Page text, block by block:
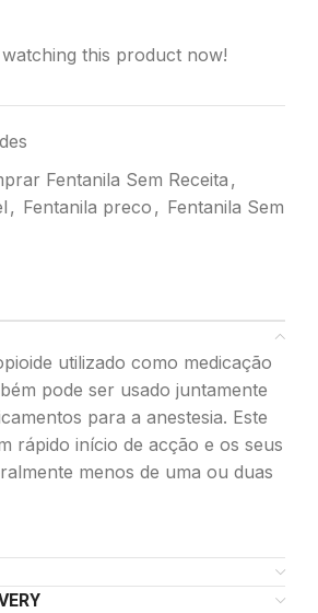
this product now!
Fentanila Sem Receita ,
, Fentanila preco , Fentanila Sem
utilizado como medicação
pode ser usado juntamente
para a anestesia. Este
rápido início de acção e os seus
menos de uma ou duas